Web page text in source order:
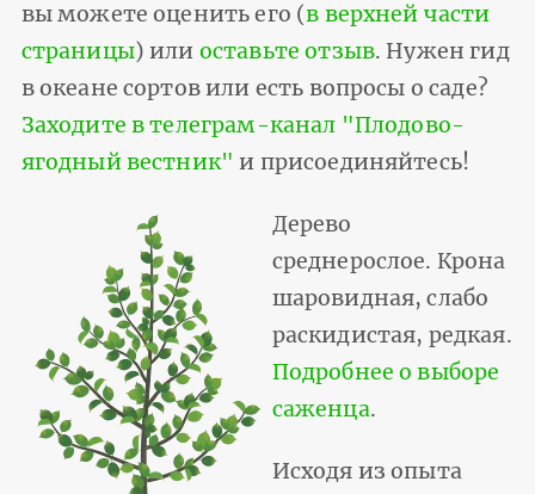
вы можете оценить его (в верхней части
страницы) или оставьте отзыв. Нужен гид
в океане сортов или есть вопросы о саде?
Заходите в телеграм-канал "Плодово-
ягодный вестник" и присоединяйтесь!
Дерево
среднерослое. Крона
шаровидная, слабо
раскидистая, редкая.
Подробнее о выборе
саженца.
Исходя из опыта